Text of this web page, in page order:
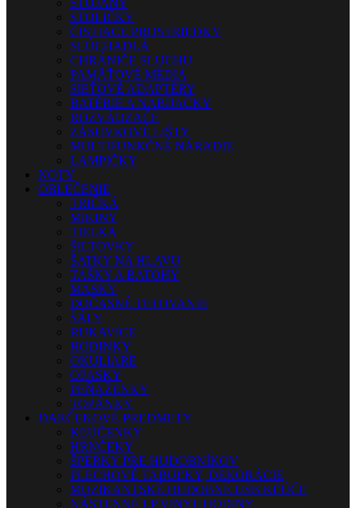
STOJANY
STOLIČKY
ČISTIACE PROSTRIEDKY
SLÚCHADLÁ
CHRÁNIČE SLUCHU
PAMÄŤOVÉ MÉDIÁ
SIEŤOVÉ ADAPTÉRY
BATÉRIE A NABÍJAČKY
ROZVÁDZAČE
ZÁSUVKOVÉ LIŠTY
MULTIFUNKČNÉ NÁRADIE
LAMPIČKY
NOTY
OBLEČENIE
TRIČKÁ
MIKINY
TIELKA
ŠILTOVKY
ŠATKY NA HLAVU
TAŠKY A BATOHY
MASKY
DOČASNÉ TETOVANIE
ŠÁLY
RUKAVICE
HODINKY
OKULIARE
OPASKY
PEŇAŽENKY
TOPÁNKY
DARČEKOVÉ PREDMETY
KĽÚČENKY
HRNČEKY
ŠPERKY PRE HUDOBNÍKOV
PLECHOVÉ TABUĽKY, DEKORÁCIE
MUZIKANTSKÉ HUDOBNÉ USB KĽÚČE
NÁSTENNÉ LP VINYL HODINY